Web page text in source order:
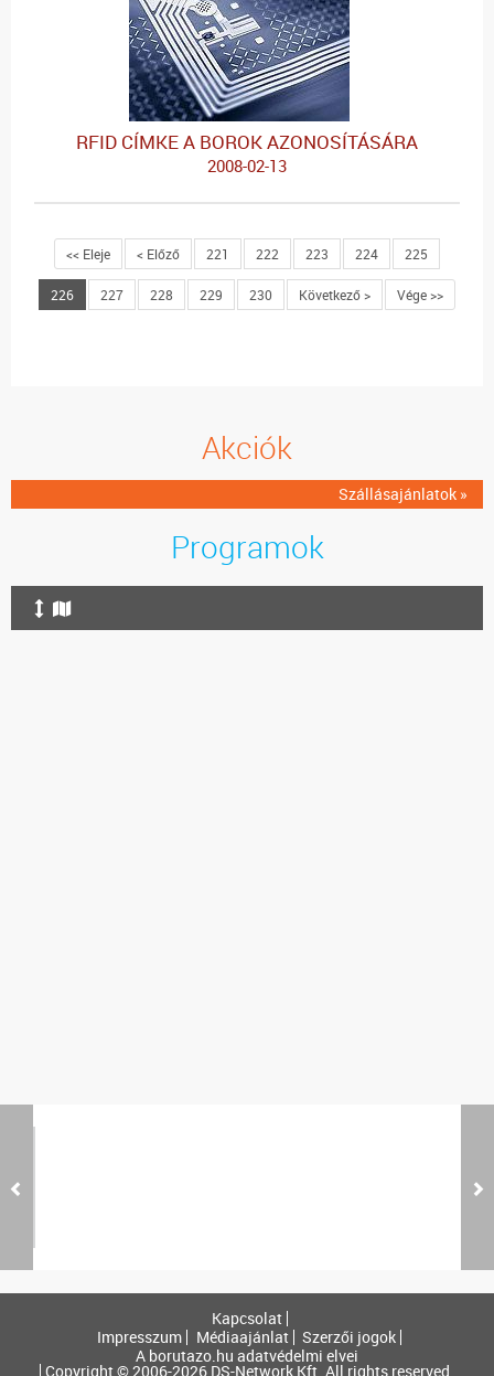
RFID CÍMKE A BOROK AZONOSÍTÁSÁRA
2008-02-13
<< Eleje < Előző 221 222 223 224 225
226 227 228 229 230 Következő > Vége >>
Akciók
Szállásajánlatok »
Programok
Kapcsolat
Impresszum
Médiaajánlat
Szerzői jogok
A borutazo.hu adatvédelmi elvei
Copyright © 2006-2026 DS-Network Kft. All rights reserved